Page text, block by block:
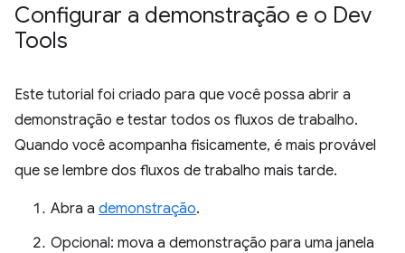
Configurar a demonstração e o Dev
Tools
Este tutorial foi criado para que você possa abrir a
demonstração e testar todos os fluxos de trabalho.
Quando você acompanha fisicamente, é mais provável
que se lembre dos fluxos de trabalho mais tarde.
Abra a demonstração.
Opcional: mova a demonstração para uma janela